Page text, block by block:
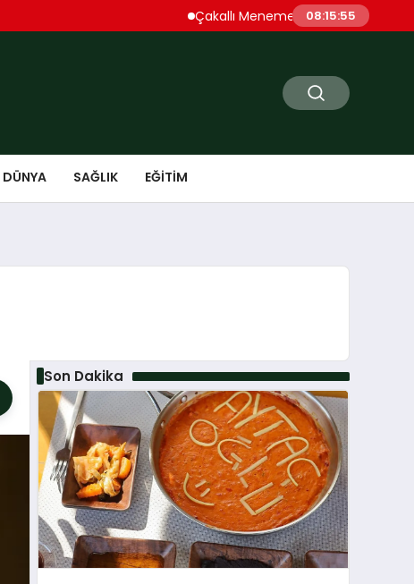
Çakallı Menemeni Denince Öne Çıkan
08:15:56
DÜNYA SAĞLIK EĞITIM
Son Dakika